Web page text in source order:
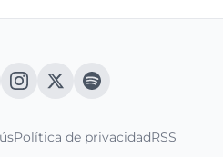
Política de privacidadRSS